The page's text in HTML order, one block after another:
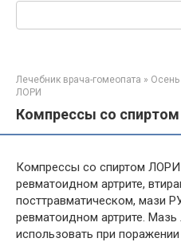
Поиск:
Лечебник врача-гомеопата »
ЛОРИ
Компрессы со
Компрессы со спиртом
ревматоидном артрите,
посттравматическом, мази
ревматоидном артрите.
использовать при